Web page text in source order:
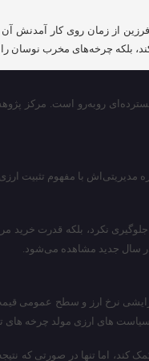
از زمان روی کار آمدنش
بلکه چرخه‌های مخرب نوسان
روبه‌رو است. مرکز
نکرد، بلکه قدرت خرید
در سال جدید مشاهده می‌شود.
نرخ ارز و سطح عمومی
های ارزی مولد چرخه های
اما تنها در صورتی که